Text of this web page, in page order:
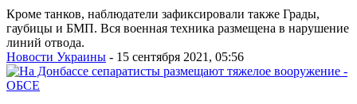
Кроме танков, наблюдатели зафиксировали также Грады,
гаубицы и БМП. Вся военная техника размещена в нарушение
линий отвода.
Новости Украины - 15 сентября 2021, 05:56